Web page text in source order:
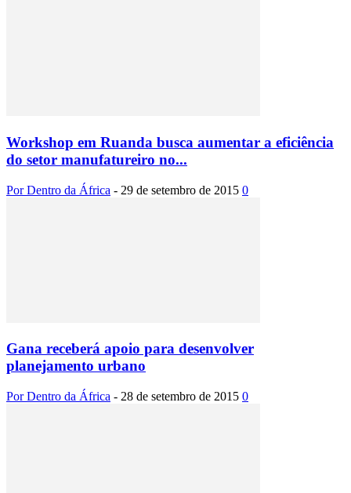
Workshop em Ruanda busca aumentar a eficiência
do setor manufatureiro no...
Por Dentro da África - 29 de setembro de 2015 0
Gana receberá apoio para desenvolver
planejamento urbano
Por Dentro da África - 28 de setembro de 2015 0